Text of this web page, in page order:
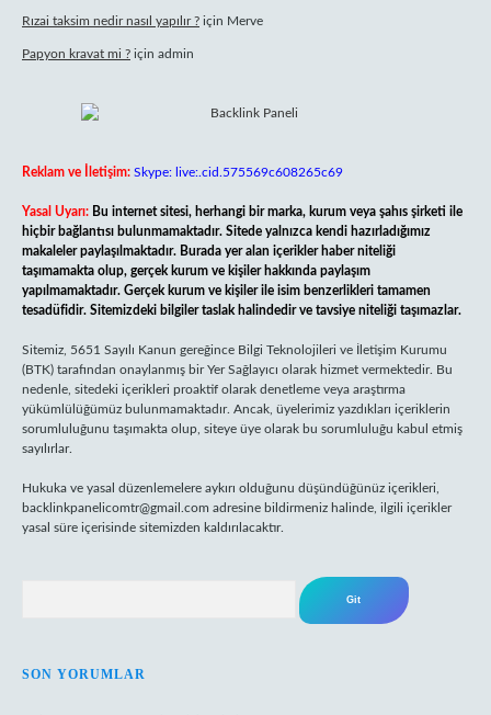
Rızai taksim nedir nasıl yapılır ? için Merve
Papyon kravat mi ? için admin
Reklam ve İletişim: Skype: live:.cid.575569c608265c69
Yasal Uyarı: Bu internet sitesi, herhangi bir marka, kurum veya şahıs şirketi ile
hiçbir bağlantısı bulunmamaktadır. Sitede yalnızca kendi hazırladığımız
makaleler paylaşılmaktadır. Burada yer alan içerikler haber niteliği
taşımamakta olup, gerçek kurum ve kişiler hakkında paylaşım
yapılmamaktadır. Gerçek kurum ve kişiler ile isim benzerlikleri tamamen
tesadüfidir. Sitemizdeki bilgiler taslak halindedir ve tavsiye niteliği taşımazlar.
Sitemiz, 5651 Sayılı Kanun gereğince Bilgi Teknolojileri ve İletişim Kurumu
(BTK) tarafından onaylanmış bir Yer Sağlayıcı olarak hizmet vermektedir. Bu
nedenle, sitedeki içerikleri proaktif olarak denetleme veya araştırma
yükümlülüğümüz bulunmamaktadır. Ancak, üyelerimiz yazdıkları içeriklerin
sorumluluğunu taşımakta olup, siteye üye olarak bu sorumluluğu kabul etmiş
sayılırlar.
Hukuka ve yasal düzenlemelere aykırı olduğunu düşündüğünüz içerikleri,
backlinkpanelicomtr@gmail.com adresine bildirmeniz halinde, ilgili içerikler
yasal süre içerisinde sitemizden kaldırılacaktır.
SON YORUMLAR